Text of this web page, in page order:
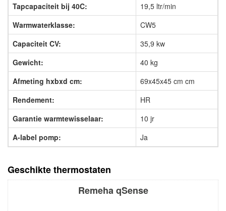
Tapcapaciteit bij 40C:
19,5 ltr/min
Warmwaterklasse:
CW5
Capaciteit CV:
35,9 kw
Gewicht:
40 kg
Afmeting hxbxd cm:
69x45x45 cm cm
Rendement:
HR
Garantie warmtewisselaar:
10 jr
A-label pomp:
Ja
Geschikte thermostaten
Remeha qSense